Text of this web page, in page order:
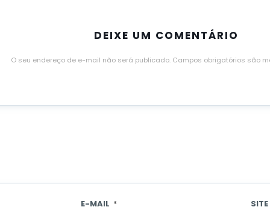
DEIXE UM COMENTÁRIO
O seu endereço de e-mail não será publicado. Campos obrigatórios são
E-MAIL * SITE